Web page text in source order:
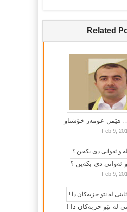
Related
هێمن عومه‌ر خۆشناو
Feb 9,
ئەوانی دی بكەین ؟
Feb 9,
لە نێو حزبەکان دا !